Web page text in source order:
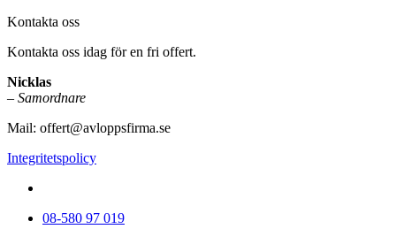
Kontakta oss
Kontakta oss idag för en fri offert.
Nicklas
– Samordnare
Mail: offert@avloppsfirma.se
Integritetspolicy
08-580 97 019